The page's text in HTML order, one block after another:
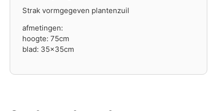
Strak vormgegeven plantenzuil
afmetingen:
hoogte: 75cm
blad: 35x35cm